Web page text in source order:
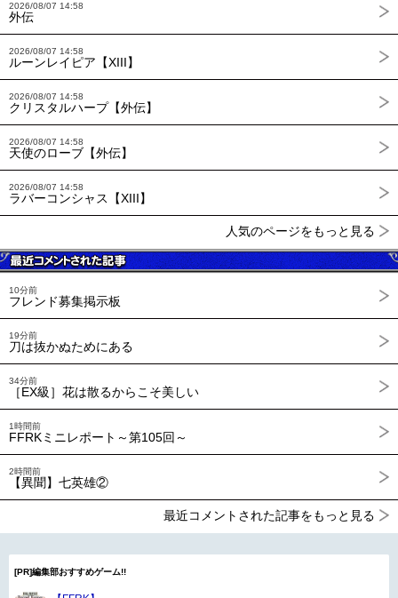
2026/08/07 14:58
外伝
2026/08/07 14:58
ルーンレイピア【XIII】
2026/08/07 14:58
クリスタルハープ【外伝】
2026/08/07 14:58
天使のローブ【外伝】
2026/08/07 14:58
ラバーコンシャス【XIII】
人気のページをもっと見る
10分前
フレンド募集掲示板
19分前
刀は抜かぬためにある
34分前
［EX級］花は散るからこそ美しい
1時間前
FFRKミニレポート～第105回～
2時間前
【異聞】七英雄②
最近コメントされた記事をもっと見る
[PR]編集部おすすめゲーム!!